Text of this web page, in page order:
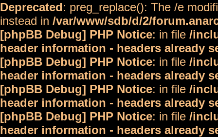
Deprecated: preg_replace(): The /e
instead in /var/www/sdb/d/2/
[phpBB Debug] PHP Notice: in file /
header information - headers already
[phpBB Debug] PHP Notice: in file /
header information - headers already
[phpBB Debug] PHP Notice: in file /
header information - headers already
[phpBB Debug] PHP Notice: in file /
header information - headers already